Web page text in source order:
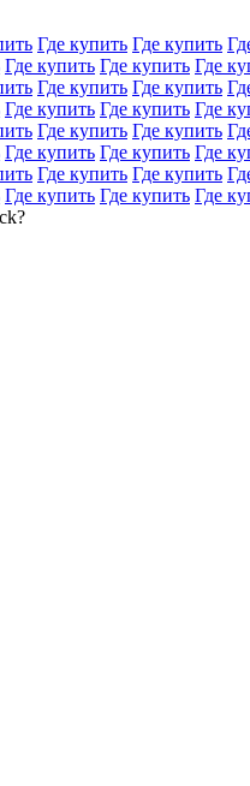
Где купить Где купить
Где купить Где купить Где
Где купить Где купить
Где купить Где купить Где
Где купить Где купить
Где купить Где купить Где
Где купить Где купить
Где купить Где купить Где